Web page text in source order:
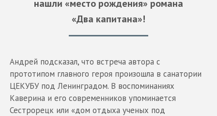
нашли «место рождения» романа
«Два капитана»!
Андрей подсказал, что встреча автора с
прототипом главного героя произошла в санатории
ЦЕКУБУ под Ленинградом. В воспоминаниях
Каверина и его современников упоминается
Сестрорецк или «дом отдыха ученых под